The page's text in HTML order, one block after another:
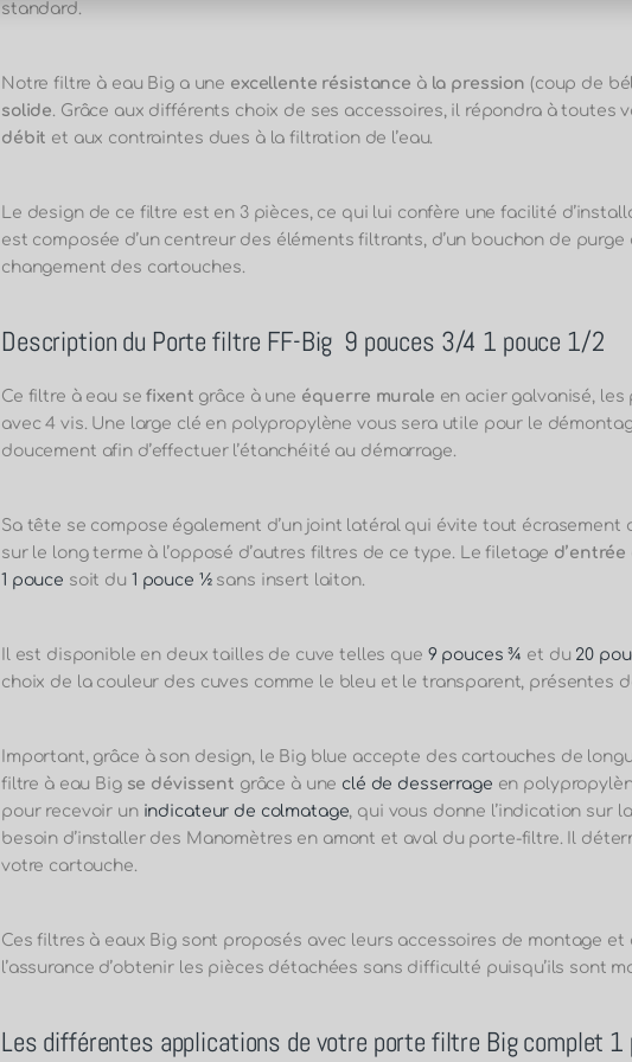
standard.
Notre filtre à eau Big a une excellente résistance à la pression (coup de
solide. Grâce aux différents choix de ses accessoires, il répondra à toutes
débit et aux contraintes dues à la filtration de l’eau.
Le design de ce filtre est en 3 pièces, ce qui lui confère une facilité
est composée d’un centreur des éléments filtrants, d’un bouchon de
changement des cartouches.
Description du Porte filtre FF-Big 9 pouces 3/4 1 pouce 1/2
Ce filtre à eau se fixent grâce à une équerre murale en acier galvanisé,
avec 4 vis. Une large clé en polypropylène vous sera utile pour le
doucement afin d’effectuer l’étanchéité au démarrage.
Sa tête se compose également d’un joint latéral qui évite tout
sur le long terme à l’opposé d’autres filtres de ce type. Le filetage
1 pouce soit du 1 pouce ½sans insert laiton.
Il est disponible en deux tailles de cuve telles que 9 pouces ¾ et du 20
choix de la couleur des cuves comme le bleu et le transparent, présentes
Important, grâce à son design, le Big blue accepte des cartouches de
filtre à eau Big se dévissent grâce à une clé de desserrage en
pour recevoir un indicateur de colmatage, qui vous donne l’indication sur
besoin d’installer des Manomètres en amont et aval du porte-filtre. Il
votre cartouche.
Ces filtres à eaux Big sont proposés avec leurs accessoires de montage et
l’assurance d’obtenir les pièces détachées sans difficulté puisqu’ils sont
Les différentes applications de votre porte filtre Big complet 1